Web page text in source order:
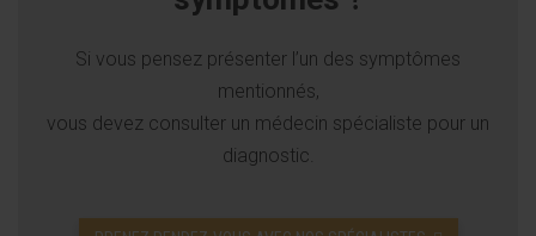
Si vous pensez présenter l’un des symptômes
mentionnés,
vous devez consulter un médecin spécialiste pour un
diagnostic.